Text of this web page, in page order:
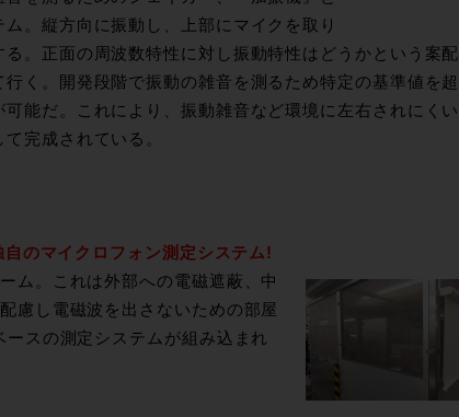
。縦方向に振動し、上部にマイクを取り
。正面の周波数特性に対し振動特性はどうかという案配
行く。開発段階で振動の雑音を測るため特定の基準値を超
可能だ。これにより、振動雑音など環境に左右されにくい
完成されている。
のマイクロフォン測定システム!
ム。これは外部への電磁遮蔽、中
慮し電磁波を出さないための部屋
スの測定システムが組み込まれ